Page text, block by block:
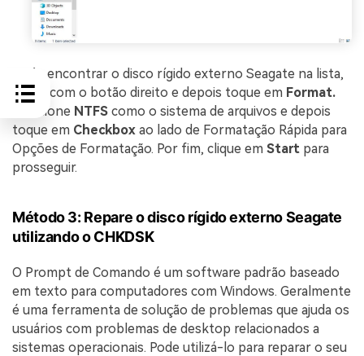
Após encontrar o disco rígido externo Seagate na lista,
clique com o botão direito e depois toque em Format.
Selecione NTFS como o sistema de arquivos e depois
toque em Checkbox ao lado de Formatação Rápida para
Opções de Formatação. Por fim, clique em Start para
prosseguir.
Método 3: Repare o disco rígido externo Seagate
utilizando o CHKDSK
O Prompt de Comando é um software padrão baseado
em texto para computadores com Windows. Geralmente
é uma ferramenta de solução de problemas que ajuda os
usuários com problemas de desktop relacionados a
sistemas operacionais. Pode utilizá-lo para reparar o seu